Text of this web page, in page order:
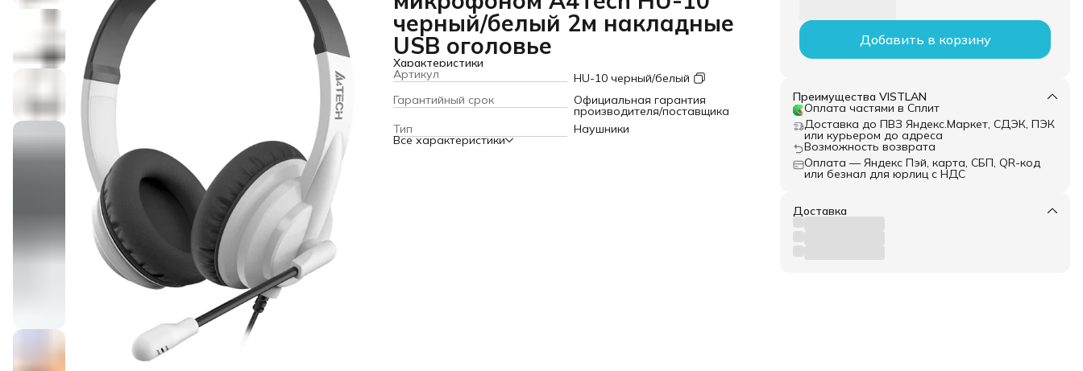
черный/белый 2м накладные
USB оголовье
Характеристики
Артикул
HU-10 черный/белый
Гарантийный срок
Официальная гарантия
производителя/поставщика
Тип
Наушники
Все характеристики
Добавить в корзину
Преимущества VISTLAN
Оплата частями в Сплит
Доставка до ПВЗ Яндекс.Маркет, СДЭК, ПЭК
или курьером до адреса
Возможность возврата
Оплата — Яндекс Пэй, карта, СБП, QR-код
или безнал для юрлиц с НДС
Доставка